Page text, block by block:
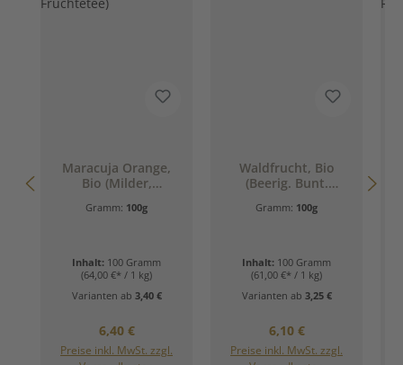
Maracuja Orange,
Bio (Milder,
aromatisierter
Gramm: 100g
Inhalt: 100 Gramm
(64,00 €* / 1 kg)
Varianten ab 3,40 €
Regulärer Preis:
6,40 €
Preise inkl. MwSt. zzgl.
Waldfrucht, Bio
(Beerig. Bunt.
Gramm: 100g
Inhalt: 100 Gramm
(61,00 €* / 1 kg)
Varianten ab 3,25 €
Regulärer Preis:
6,10 €
Preise inkl. MwSt. zzgl.